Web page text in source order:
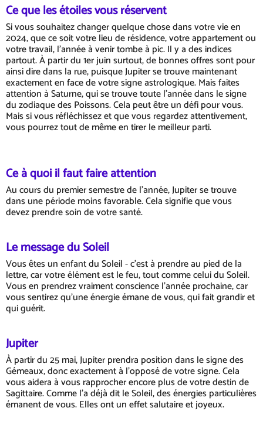
Ce que les étoiles vous réservent
Si vous souhaitez changer quelque chose dans votre vie en
2024, que ce soit votre lieu de résidence, votre appartement ou
votre travail, l'année à venir tombe à pic. Il y a des indices
partout. À partir du 1er juin surtout, de bonnes offres sont pour
ainsi dire dans la rue, puisque Jupiter se trouve maintenant
exactement en face de votre signe astrologique. Mais faites
attention à Saturne, qui se trouve toute l'année dans le signe
du zodiaque des Poissons. Cela peut être un défi pour vous.
Mais si vous réfléchissez et que vous regardez attentivement,
vous pourrez tout de même en tirer le meilleur parti.
Ce à quoi il faut faire attention
Au cours du premier semestre de l'année, Jupiter se trouve
dans une période moins favorable. Cela signifie que vous
devez prendre soin de votre santé.
Le message du Soleil
Vous êtes un enfant du Soleil - c'est à prendre au pied de la
lettre, car votre élément est le feu, tout comme celui du Soleil.
Vous en prendrez vraiment conscience l'année prochaine, car
vous sentirez qu'une énergie émane de vous, qui fait grandir et
qui guérit.
Jupiter
À partir du 25 mai, Jupiter prendra position dans le signe des
Gémeaux, donc exactement à l'opposé de votre signe. Cela
vous aidera à vous rapprocher encore plus de votre destin de
Sagittaire. Comme l'a déjà dit le Soleil, des énergies particulières
émanent de vous. Elles ont un effet salutaire et joyeux.